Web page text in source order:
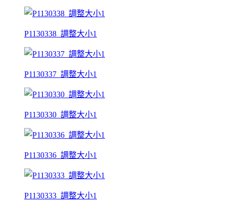
P1130338_調整大小1
P1130337_調整大小1
P1130330_調整大小1
P1130336_調整大小1
P1130333_調整大小1